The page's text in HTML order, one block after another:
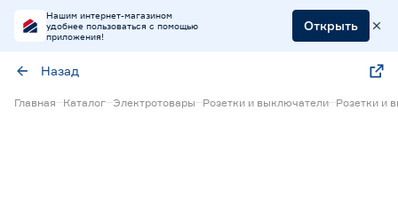
Нашим интернет-магазином
удобнее пользоваться с помощью
приложения!
Открыть
Назад
Главная Каталог Электротовары Розетки и выключатели Розетки и